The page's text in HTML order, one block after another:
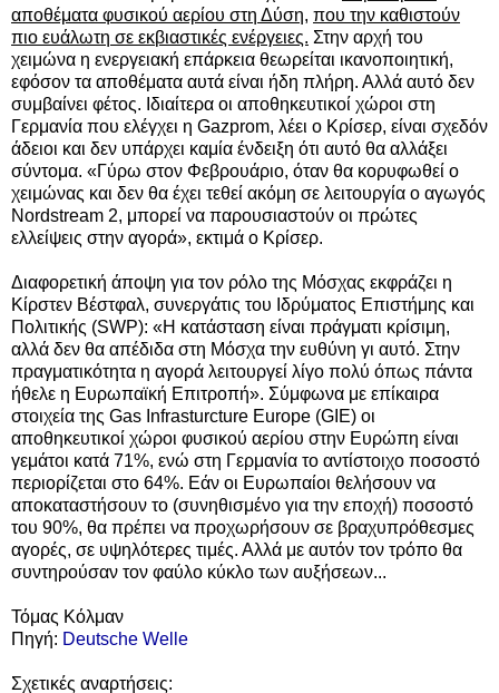
αποθέματα φυσικού αερίου στη Δύση, που την καθιστούν
πιο ευάλωτη σε εκβιαστικές ενέργειες. Στην αρχή του
χειμώνα η ενεργειακή επάρκεια θεωρείται ικανοποιητική,
εφόσον τα αποθέματα αυτά είναι ήδη πλήρη. Αλλά αυτό δεν
συμβαίνει φέτος. Ιδιαίτερα οι αποθηκευτικοί χώροι στη
Γερμανία που ελέγχει η Gazprom, λέει ο Κρίσερ, είναι σχεδόν
άδειοι και δεν υπάρχει καμία ένδειξη ότι αυτό θα αλλάξει
σύντομα. «Γύρω στον Φεβρουάριο, όταν θα κορυφωθεί ο
χειμώνας και δεν θα έχει τεθεί ακόμη σε λειτουργία ο αγωγός
Nordstream 2, μπορεί να παρουσιαστούν οι πρώτες
ελλείψεις στην αγορά», εκτιμά ο Κρίσερ.
Διαφορετική άποψη για τον ρόλο της Μόσχας εκφράζει η
Κίρστεν Βέστφαλ, συνεργάτις του Ιδρύματος Επιστήμης και
Πολιτικής (SWP): «Η κατάσταση είναι πράγματι κρίσιμη,
αλλά δεν θα απέδιδα στη Μόσχα την ευθύνη γι αυτό. Στην
πραγματικότητα η αγορά λειτουργεί λίγο πολύ όπως πάντα
ήθελε η Ευρωπαϊκή Επιτροπή». Σύμφωνα με επίκαιρα
στοιχεία της Gas Infrasturcture Europe (GIE) οι
αποθηκευτικοί χώροι φυσικού αερίου στην Ευρώπη είναι
γεμάτοι κατά 71%, ενώ στη Γερμανία το αντίστοιχο ποσοστό
περιορίζεται στο 64%. Εάν οι Ευρωπαίοι θελήσουν να
αποκαταστήσουν το (συνηθισμένο για την εποχή) ποσοστό
του 90%, θα πρέπει να προχωρήσουν σε βραχυπρόθεσμες
αγορές, σε υψηλότερες τιμές. Αλλά με αυτόν τον τρόπο θα
συντηρούσαν τον φαύλο κύκλο των αυξήσεων...
Τόμας Κόλμαν
Πηγή: Deutsche Welle
Σχετικές αναρτήσεις: